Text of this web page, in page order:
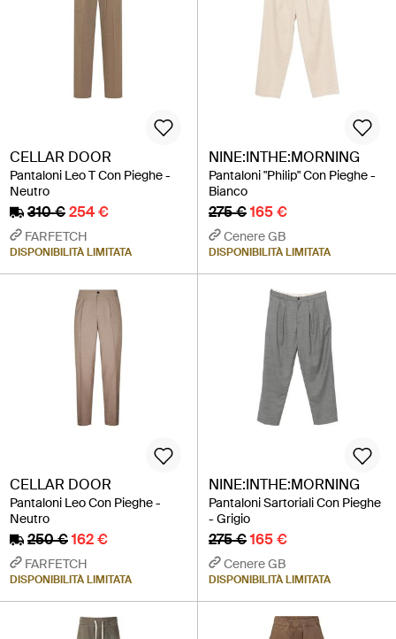
CELLAR DOOR
Pantaloni Leo T Con Pieghe -
Neutro
310 €254 €
FARFETCH
DISPONIBILITÀ LIMITATA
NINE:INTHE:MORNING
Pantaloni "Philip" Con Pieghe -
Bianco
275 €165 €
Cenere GB
DISPONIBILITÀ LIMITATA
CELLAR DOOR
Pantaloni Leo Con Pieghe -
Neutro
250 €162 €
FARFETCH
DISPONIBILITÀ LIMITATA
NINE:INTHE:MORNING
Pantaloni Sartoriali Con Pieghe
- Grigio
275 €165 €
Cenere GB
DISPONIBILITÀ LIMITATA